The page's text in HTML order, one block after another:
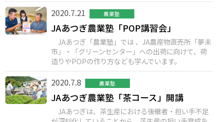
2020.7.21 農業塾
JAあつぎ農業塾「POP講習会」
JAあつぎ「農業塾」では 、JA農産物直売所「夢未
市」・「グリーンセンター」への出荷に向けて、荷
造りやPOPの作り方なども学んでいます。
2020.7.8 農業塾
JAあつぎ農業塾「茶コース」開講
JAあつぎは、茶生産における後継者・担い手不足